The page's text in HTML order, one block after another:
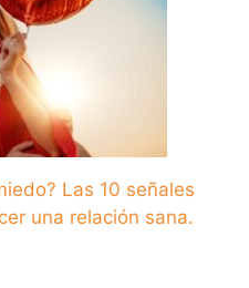
Las 10 señales
una relación sana.